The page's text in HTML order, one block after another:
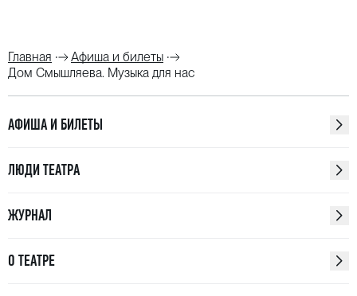
Главная
Афиша и билеты
Дом Смышляева. Музыка для нас
АФИША И БИЛЕТЫ
ЛЮДИ ТЕАТРА
ЖУРНАЛ
О ТЕАТРЕ